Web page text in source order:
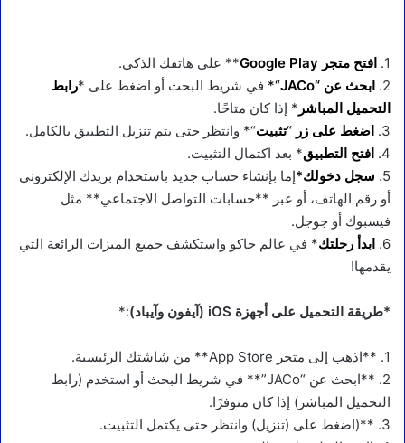
1. افتح متجر Google Play
** على هاتفك الذكي.
2. ابحث عن “JACo “* في شريط البحث أو اضغط على *رابط
التحميل المباشر * إذا كان متاحًا.
3. اضغط على زر “تثبيت“* وانتظر حتى يتم تنزيل التطبيق بالكامل.
4. افتح التطبيق* بعد اكتمال التثبيت.
5. سجل دخولك*إما بإنشاء حساب جديد باستخدام بريدك الإلكتروني
أو رقم الهاتف، أو عبر **حسابات التواصل الاجتماعي** مثل
فيسبوك أو جوجل.
6. ابدأ رحلتك* في عالم جاكو واستكشف جميع الميزات الرائعة التي
يقدمها!
*طريقة التحميل على أجهزة iOS (آيفون وآيباد) :*
1. **اذهب إلى متجر App Store** من شاشتك الرئيسية.
2. **ابحث عن “JACo”** في شريط البحث أو استخدم (رابط
التحميل المباشر) إذا كان متوفرًا.
3. **(اضغط على (تنزيل) وانتظر حتى يكتمل التثبيت.